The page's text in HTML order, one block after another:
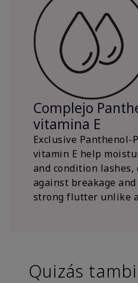
Complejo
vitamina E
Exclusive Panthenol-
vitamin E help
and condition lashes,
against breakage
strong flutter unlike
Quizás